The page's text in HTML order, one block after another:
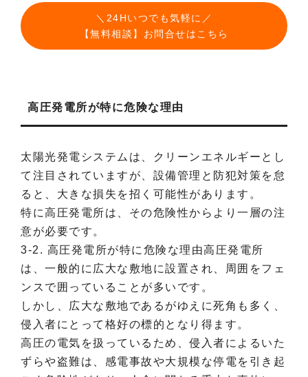
＼24Hいつでも気軽に／
【無料相談】お問合せはこちら
高圧発電所が特に危険な理由
太陽光発電システムは、クリーンエネルギーとし
て注目されていますが、設備管理と防犯対策を怠
ると、大きな損失を招く可能性があります。
特に高圧発電所は、その危険性からより一層の注
意が必要です。
3-2. 高圧発電所が特に危険な理由高圧発電所
は、一般的に広大な敷地に設置され、周囲をフェ
ンスで囲っていることが多いです。
しかし、広大な敷地であるがゆえに死角も多く、
侵入者にとって格好の標的となり得ます。
高圧の電気を扱っているため、侵入者によるいた
ずらや盗難は、感電事故や大規模な停電を引き起